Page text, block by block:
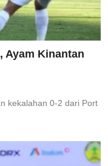
Ayam Kinantan
kekalahan 0-2 dari Port